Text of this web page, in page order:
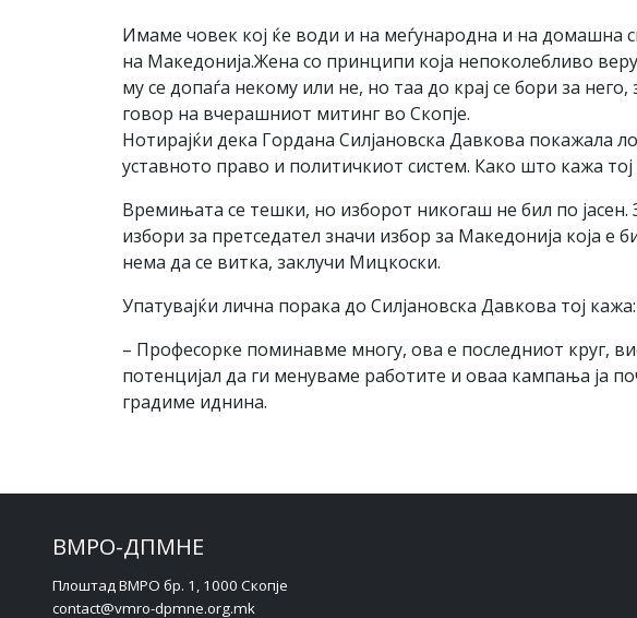
Имаме човек кој ќе води и на меѓународна и на домашна
на Македонија.Жена со принципи која непоколебливо
му се допаѓа некому или не, но таа до крај се бори за
говор на вчерашниот митинг во Скопје.
Нотирајќи дека Гордана Силјановска Давкова покажала
уставното право и политичкиот систем. Како што кажа
Времињата се тешки, но изборот никогаш не бил по
избори за претседател значи избор за Македонија која е
нема да се витка, заклучи Мицкоски.
Упатувајќи лична порака до Силјановска Давкова тој кажа:
– Професорке поминавме многу, ова е последниот круг,
потенцијал да ги менуваме работите и оваа кампања ја
градиме иднина.
ВМРО-ДПМНЕ
Плоштад ВМРО бр. 1, 1000 Скопје
contact@vmro-dpmne.org.mk